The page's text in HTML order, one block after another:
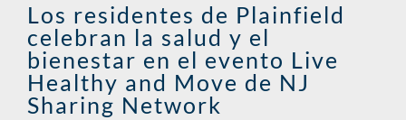
Los residentes de Plainfield
celebran la salud y el
bienestar en el evento Live
Healthy and Move de NJ
Sharing Network